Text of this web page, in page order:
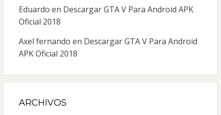
Eduardo en Descargar GTA V Para Android APK
Oficial 2018
Axel fernando en Descargar GTA V Para Android
APK Oficial 2018
ARCHIVOS